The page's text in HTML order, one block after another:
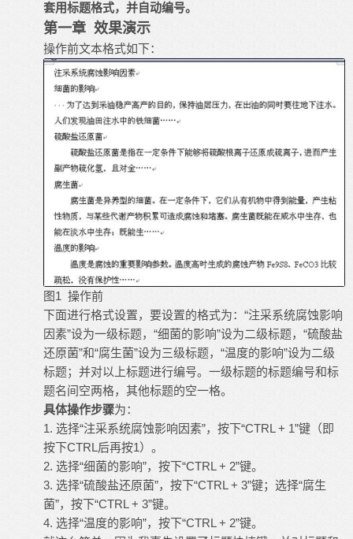
套用标题格式，并自动编号。
第一章 效果演示
操作前文本格式如下：
图 1 操作前
下面进行格式设置，要设置的格式为：“注采系统腐蚀影响
因素”设为一级标题，“细菌的影响”设为二级标题，“硫酸盐
还原菌”和“腐生菌”设为三级标题，“温度的影响”设为二级
标题；并对以上标题进行编号。一级标题的标题编号和标
题名间空两格，其他标题的空一格。
具体操作步骤为：
1. 选择“注采系统腐蚀影响因素”，按下“CTRL + 1”键（即
按下CTRL后再按1）。
2. 选择“细菌的影响”，按下“CTRL + 2”键。
3. 选择“硫酸盐还原菌”，按下“CTRL + 3”键；选择“腐生
菌”，按下“CTRL + 3”键。
4. 选择“温度的影响”，按下“CTRL + 2”键。